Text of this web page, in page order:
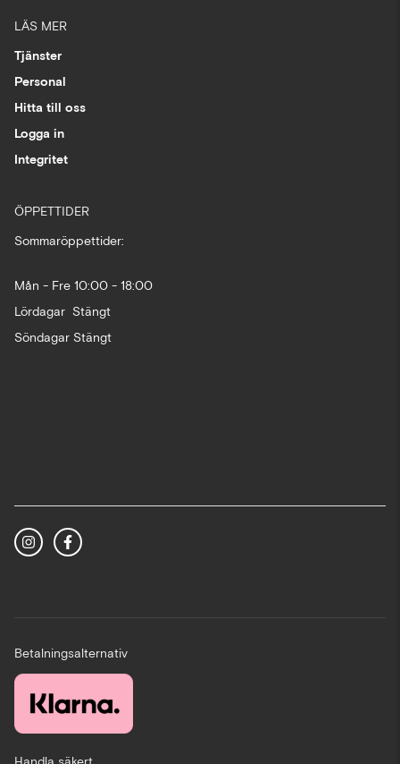
LÄS MER
Tjänster
Personal
Hitta till oss
Logga in
Integritet
ÖPPETTIDER
Sommaröppettider:
Mån - Fre 10:00 - 18:00
Lördagar Stängt
Söndagar Stängt
Betalningsalternativ